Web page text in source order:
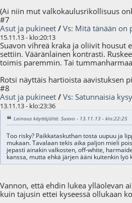
(Ai niin mut valkokaulusrikollisuus
#7
Asut ja pukineet / Vs: Mitä tänään on
15.11.13 - klo:20:13
Suavon vihreä kraka ja oliivit housut
settiin. Vääränlainen kontrasti.
toimis paremmin. Tai
Rotsi näyttäis hartioista aavistuksen
#8
Asut ja pukineet / Vs: Satunnaisia
13.11.13 - klo:23:36
Lainaus käyttäjältä: Suavo - 13.11.13 - klo:22:25
Too risky? Paikkataskuthan tosta uupuu ja
mukaan. Tavalaan tekis aika paljon mieli
jepasti ainakin valkosten, off-white,
kanssa, mutta ehkä järjen ääni kuitenkin lyö
Vannon, että ehdin lukea ylläolevan
kuin tajusin ettei kyseessä ollukaan